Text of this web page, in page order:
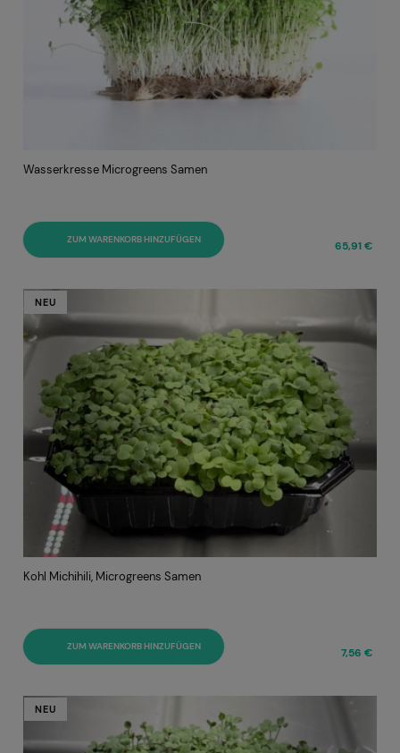
Wasserkresse Microgreens Samen
65,91 €
ZUM WARENKORB HINZUFÜGEN
Kohl Michihili, Microgreens Samen
7,56 €
ZUM WARENKORB HINZUFÜGEN
NEU
NEU